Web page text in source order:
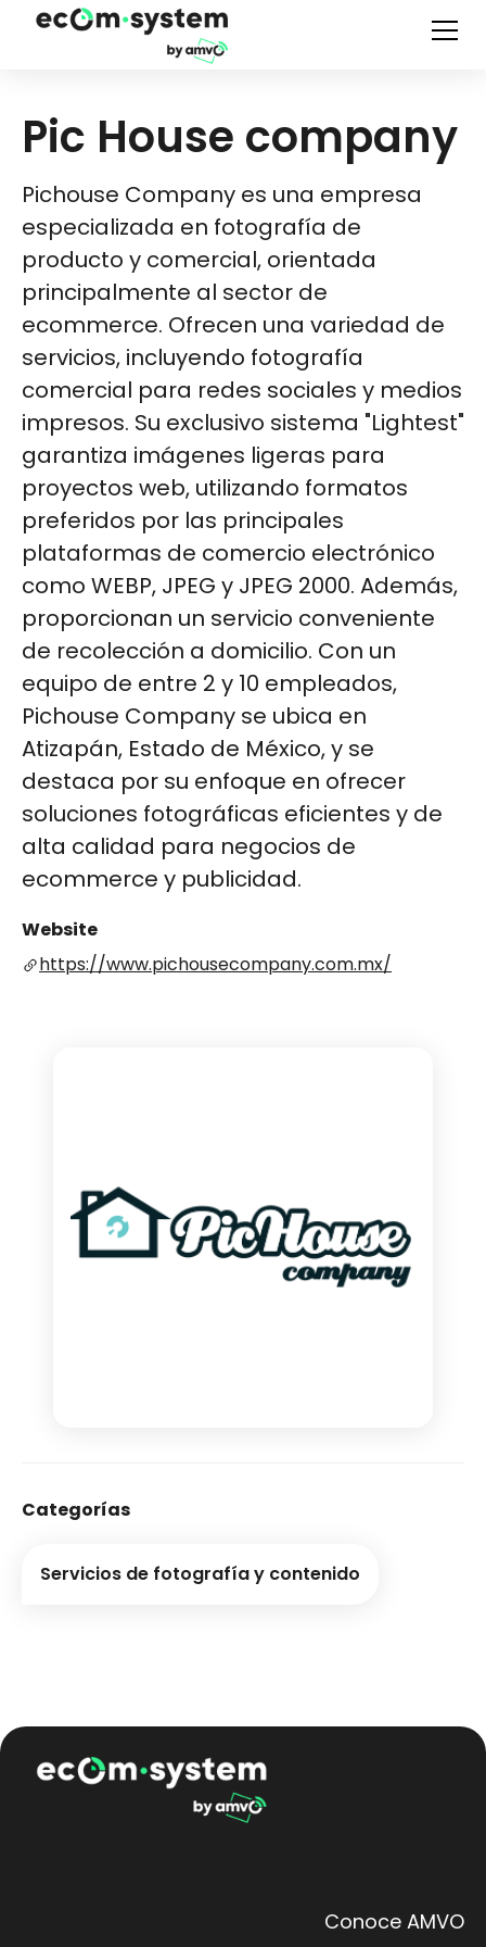
Pic House company
Pichouse Company es una empresa
especializada en fotografía de
producto y comercial, orientada
principalmente al sector de
ecommerce. Ofrecen una variedad de
servicios, incluyendo fotografía
comercial para redes sociales y medios
impresos. Su exclusivo sistema "Lightest"
garantiza imágenes ligeras para
proyectos web, utilizando formatos
preferidos por las principales
plataformas de comercio electrónico
como WEBP, JPEG y JPEG 2000. Además,
proporcionan un servicio conveniente
de recolección a domicilio. Con un
equipo de entre 2 y 10 empleados,
Pichouse Company se ubica en
Atizapán, Estado de México, y se
destaca por su enfoque en ofrecer
soluciones fotográficas eficientes y de
alta calidad para negocios de
ecommerce y publicidad​​​​​​.
Website
https://www.pichousecompany.com.mx/
Categorías
Servicios de fotografía y contenido
Conoce AMVO